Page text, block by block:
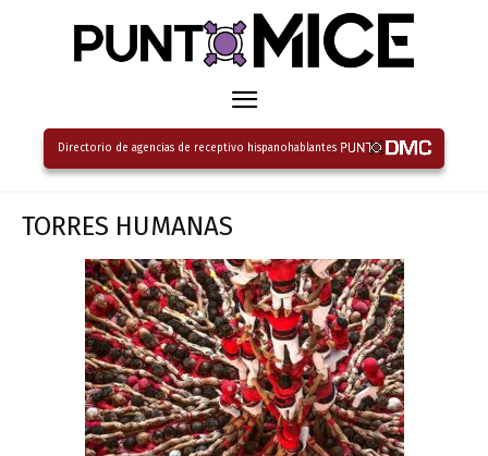
Directorio de agencias de receptivo hispanohablantes
TORRES HUMANAS